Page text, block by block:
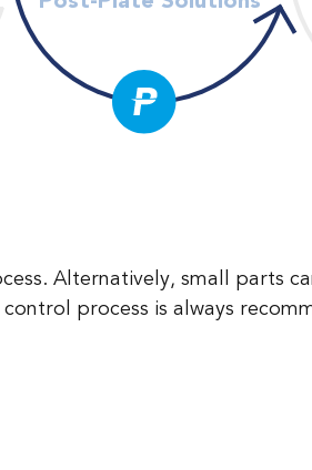
Alternatively, small parts
process is always